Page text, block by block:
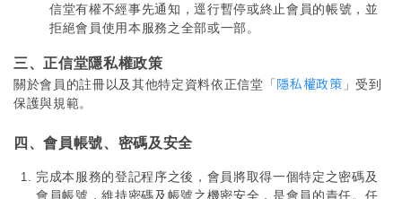
信堂有權不經事先通知，逕行暫停或終止會員的帳號，並
拒絕會員使用本服務之全部或一部。
三、正信堂隱私權政策
關於會員的註冊以及其他特定資料依正信堂「隱私權政策 」受到
保護與規範。
四、會員帳號、密碼及安全
完成本服務的登記程序之後，會員將取得一個特定之密碼及
會員帳號，維持密碼及帳號之機密安全，是會員的責任。任